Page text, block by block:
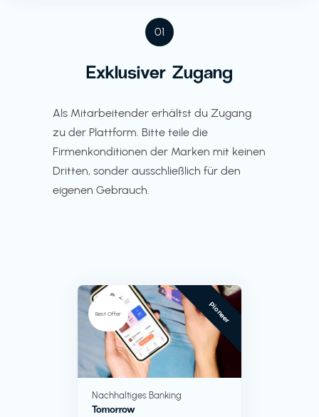
01
Exklusiver Zugang
Als Mitarbeitender erhältst du Zugang
zu der Plattform. Bitte teile die
Firmenkonditionen der Marken mit keinen
Dritten, sonder ausschließlich für den
eigenen Gebrauch.
Best Offer Pioneer
Nachhaltiges Banking
Tomorrow